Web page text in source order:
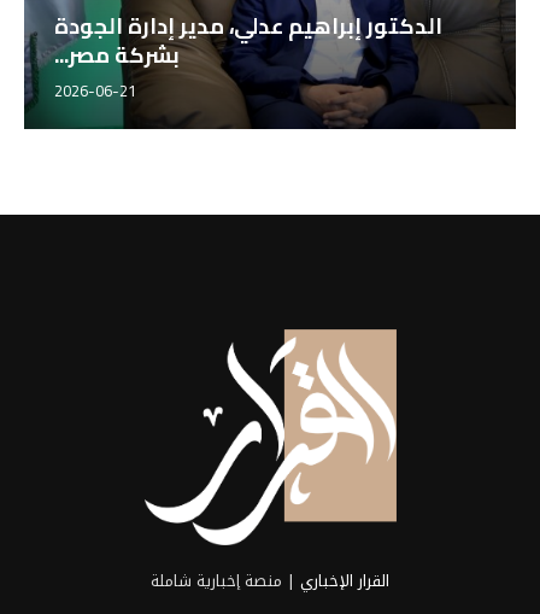
الدكتور إبراهيم عدلي، مدير إدارة الجودة
بشركة مصر...
2026-06-21
القرار الإخباري | منصة إخبارية شاملة